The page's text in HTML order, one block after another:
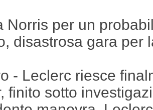
Norris per un
disastrosa gara per
- Leclerc riesce
finito sotto